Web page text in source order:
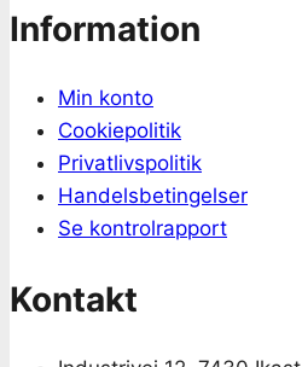
Information
Min konto
Cookiepolitik
Privatlivspolitik
Handelsbetingelser
Se kontrolrapport
Kontakt